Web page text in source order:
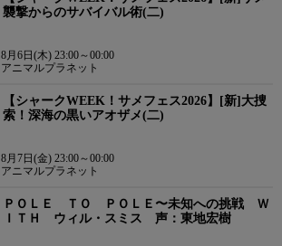
襲撃からのサバイバル術(二)
8月6日(木) 23:00～00:00
アニマルプラネット
【シャークWEEK！サメフェス2026】[新]大捜
索！深海の黒いアオザメ(二)
8月7日(金) 23:00～00:00
アニマルプラネット
ＰＯＬＥ ＴＯ ＰＯＬＥ〜未知への挑戦 Ｗ
ＩＴＨ ウィル・スミス 声：東地宏樹